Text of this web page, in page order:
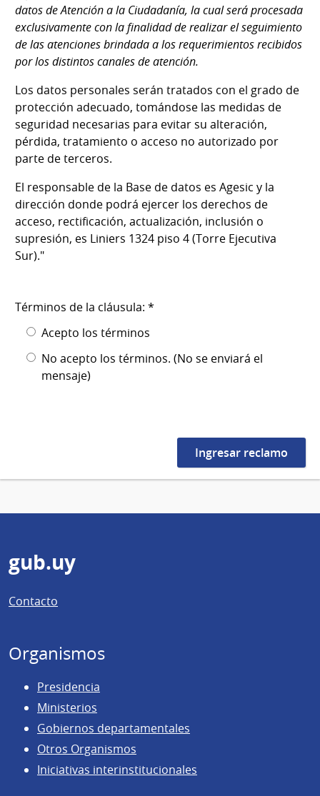
datos de Atención a la Ciudadanía, la cual será procesada
exclusivamente con la finalidad de realizar el seguimiento
de las atenciones brindada a los requerimientos recibidos
por los distintos canales de atención.
Los datos personales serán tratados con el grado de
protección adecuado, tomándose las medidas de
seguridad necesarias para evitar su alteración,
pérdida, tratamiento o acceso no autorizado por
parte de terceros.
El responsable de la Base de datos es Agesic y la
dirección donde podrá ejercer los derechos de
acceso, rectificación, actualización, inclusión o
supresión, es Liniers 1324 piso 4 (Torre Ejecutiva
Sur)."
Términos de la cláusula: *
Acepto los términos
No acepto los términos. (No se enviará el
mensaje)
Pie
de
página
gub.uy
Contacto
Organismos
Presidencia
Ministerios
Gobiernos departamentales
Otros Organismos
Iniciativas interinstitucionales